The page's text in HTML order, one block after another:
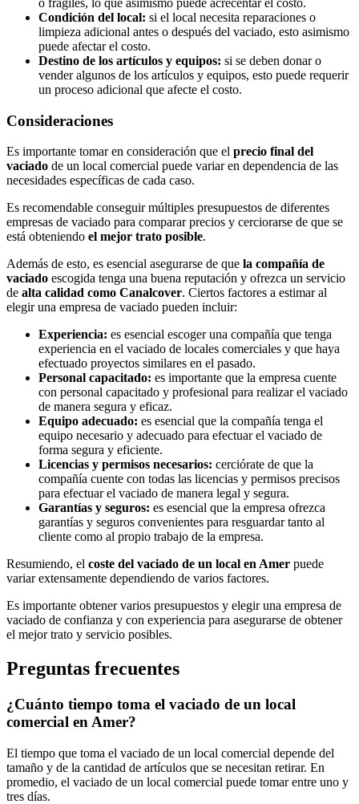
o frágiles, lo que asimismo puede acrecentar el costo.
Condición del local: si el local necesita reparaciones o
limpieza adicional antes o después del vaciado, esto asimismo
puede afectar el costo.
Destino de los artículos y equipos: si se deben donar o
vender algunos de los artículos y equipos, esto puede requerir
un proceso adicional que afecte el costo.
Consideraciones
Es importante tomar en consideración que el precio final del
vaciado de un local comercial puede variar en dependencia de las
necesidades específicas de cada caso.
Es recomendable conseguir múltiples presupuestos de diferentes
empresas de vaciado para comparar precios y cerciorarse de que se
está obteniendo el mejor trato posible.
Además de esto, es esencial asegurarse de que la compañía de
vaciado escogida tenga una buena reputación y ofrezca un servicio
de alta calidad como Canalcover. Ciertos factores a estimar al
elegir una empresa de vaciado pueden incluir:
Experiencia: es esencial escoger una compañía que tenga
experiencia en el vaciado de locales comerciales y que haya
efectuado proyectos similares en el pasado.
Personal capacitado: es importante que la empresa cuente
con personal capacitado y profesional para realizar el vaciado
de manera segura y eficaz.
Equipo adecuado: es esencial que la compañía tenga el
equipo necesario y adecuado para efectuar el vaciado de
forma segura y eficiente.
Licencias y permisos necesarios: cerciórate de que la
compañía cuente con todas las licencias y permisos precisos
para efectuar el vaciado de manera legal y segura.
Garantías y seguros: es esencial que la empresa ofrezca
garantías y seguros convenientes para resguardar tanto al
cliente como al propio trabajo de la empresa.
Resumiendo, el coste del vaciado de un local en Amer puede
variar extensamente dependiendo de varios factores.
Es importante obtener varios presupuestos y elegir una empresa de
vaciado de confianza y con experiencia para asegurarse de obtener
el mejor trato y servicio posibles.
Preguntas frecuentes
¿Cuánto tiempo toma el vaciado de un local
comercial en Amer?
El tiempo que toma el vaciado de un local comercial depende del
tamaño y de la cantidad de artículos que se necesitan retirar. En
promedio, el vaciado de un local comercial puede tomar entre uno y
tres días.